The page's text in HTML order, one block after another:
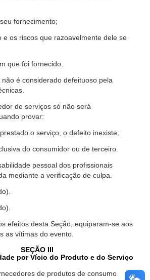
fornecimento;
e os riscos que razoavelmente dele se
que foi fornecido.
não é considerado defeituoso pela
de serviços só não será
provar:
o serviço, o defeito inexiste;
do consumidor ou de terceiro.
pessoal dos profissionais
mediante a verificação de culpa.
efeitos desta Seção, equiparam-se aos
as vítimas do evento.
SEÇÃO III
por Vício do Produto e do Serviço
de produtos de consumo